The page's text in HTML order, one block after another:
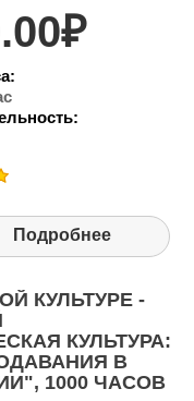
Подробнее
КУЛЬТУРЕ -
КУЛЬТУРА:
В
1000 ЧАСОВ